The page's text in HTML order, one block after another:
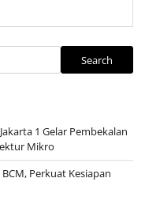
Search
1 Gelar Pembekalan
Mikro
Perkuat Kesiapan